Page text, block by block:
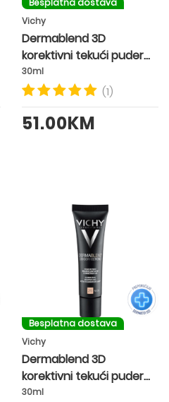
Besplatna dostava
Vichy
Dermablend 3D
korektivni tekući puder
SPF25 nijansa 15 OPAL
30ml
(1)
51.00KM
Besplatna dostava
Vichy
Dermablend 3D
korektivni tekući puder
SPF25 nijansa 25 NUDE
30ml